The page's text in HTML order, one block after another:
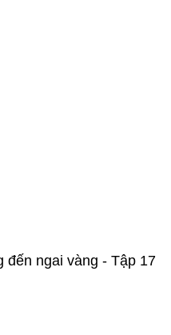
ngai vàng - Tập 17